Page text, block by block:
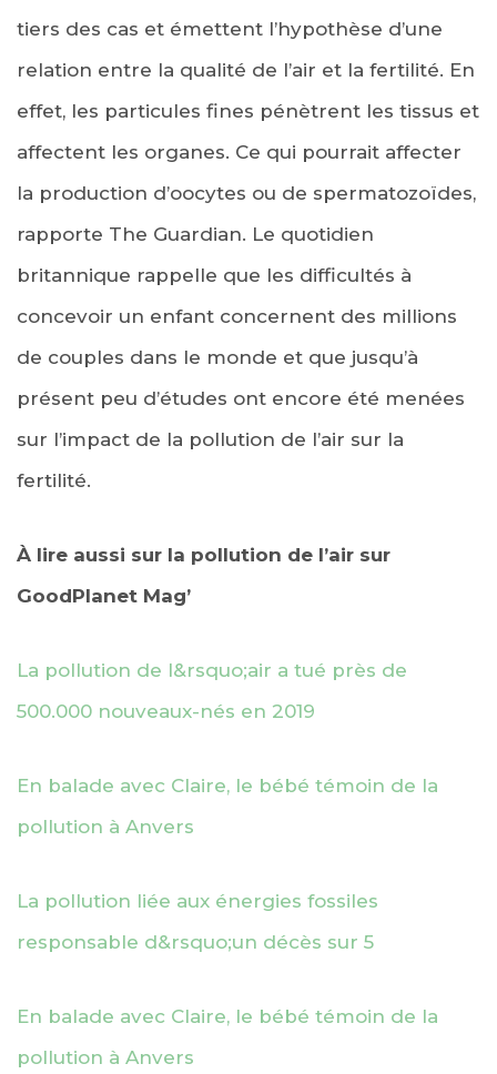
tiers des cas et émettent l’hypothèse d’une
relation entre la qualité de l’air et la fertilité. En
effet, les particules fines pénètrent les tissus et
affectent les organes. Ce qui pourrait affecter
la production d’oocytes ou de spermatozoïdes,
rapporte The Guardian. Le quotidien
britannique rappelle que les difficultés à
concevoir un enfant concernent des millions
de couples dans le monde et que jusqu’à
présent peu d’études ont encore été menées
sur l’impact de la pollution de l’air sur la
fertilité.
À lire aussi sur la pollution de l’air sur
GoodPlanet Mag’
La pollution de l&rsquo;air a tué près de
500.000 nouveaux-nés en 2019
En balade avec Claire, le bébé témoin de la
pollution à Anvers
La pollution liée aux énergies fossiles
responsable d&rsquo;un décès sur 5
En balade avec Claire, le bébé témoin de la
pollution à Anvers